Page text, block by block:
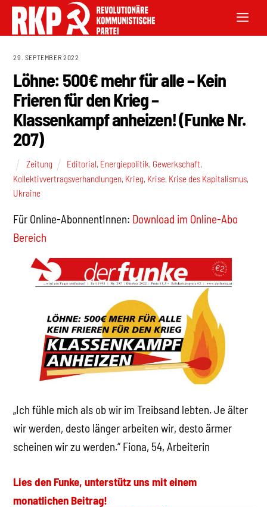
29. SEPTEMBER 2022
Löhne: 500€ mehr für alle – Kein
Frieren für den Krieg –
Klassenkampf anheizen! (Funke Nr.
207)
Zeitung Editorial, Energiepolitik, Gewerkschaft,
Kollektivvertragsverhandlungen, Krieg, Krise, Krise des Kapitalismus,
Ukraine
Für Online-AbonnentInnen: Download im Online-Abo
Bereich
„Ich fühle mich als ob wir im Treibsand lebten. Je älter
wir werden, desto länger arbeiten wir, desto ärmer
scheinen wir zu werden.“ Fiona, 54, Arbeiterin
Lies den Funke, unterstütz uns mit einem
monatlichen Beitrag!